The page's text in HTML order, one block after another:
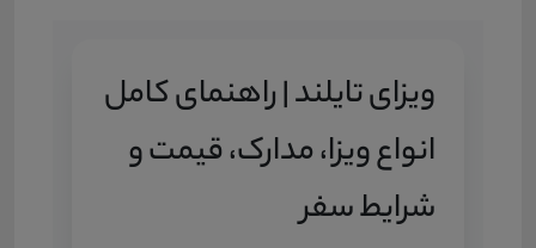
ویزای تایلند | راهنمای کامل
انواع ویزا، مدارک، قیمت و
شرایط سفر